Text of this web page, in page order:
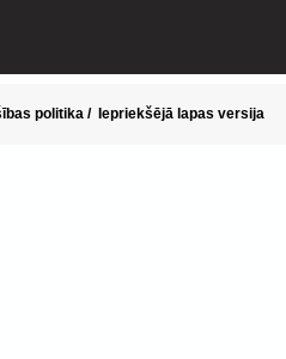
politika / Iepriekšējā lapas versija